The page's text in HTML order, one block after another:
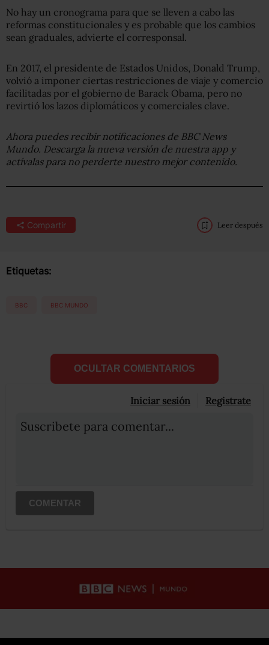
No hay un cronograma para que se lleven a cabo las
reformas constitucionales y es probable que los cambios
sean graduales, advierte el corresponsal.
En 2017, el presidente de Estados Unidos, Donald Trump,
volvió a imponer ciertas restricciones de viaje y comercio
facilitadas por el gobierno de Barack Obama, pero no
revirtió los lazos diplomáticos y comerciales clave.
Ahora puedes recibir notificaciones de BBC News
Mundo. Descarga la nueva versión de nuestra app y
actívalas para no perderte nuestro mejor contenido.
Compartir Leer después
Etiquetas:
BBC BBC MUNDO
OCULTAR COMENTARIOS
Iniciar sesión Registrate
Suscribete para comentar...
COMENTAR